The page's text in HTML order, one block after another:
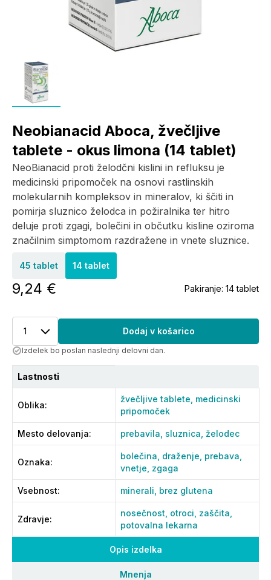
Opis izdelka
Mnenja
Neobianacid Aboca, žvečljive
tablete - okus limona (14 tablet)
NeoBianacid proti želodčni kislini in refluksu je
medicinski pripomoček na osnovi rastlinskih
molekularnih kompleksov in mineralov, ki ščiti in
pomirja sluznico želodca in požiralnika ter hitro
deluje proti zgagi, bolečini in občutku kisline oziroma
značilnim simptomom razdražene in vnete sluznice.
45 tablet 14 tablet
9,24 € Pakiranje: 14 tablet
1 Dodaj v košarico
Izdelek bo poslan naslednji delovni dan.
Lastnosti
Oblika:
žvečljive tablete, medicinski
pripomoček
Mesto delovanja: prebavila, sluznica, želodec
Oznaka:
bolečina, draženje, prebava,
vnetje, zgaga
Vsebnost: minerali, brez glutena
Zdravje:
nosečnost, otroci, zaščita,
potovalna lekarna